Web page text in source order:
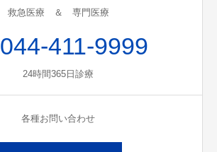
救急医療 ＆ 専門医療
044-411-9999
24時間365日診療
各種お問い合わせ